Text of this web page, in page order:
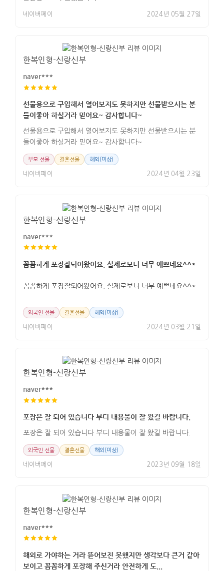
네이버페이 2024년 05월 27일
한복인형-신랑신부
naver***
선물용으로 구입해서 열어보지도 못하지만 선물받으시는 분
들이좋아 하실거라 믿어요~ 감사합니다~
선물용으로 구입해서 열어보지도 못하지만 선물받으시는 분
들이좋아 하실거라 믿어요~ 감사합니다~
부모 선물 결혼선물 해외(미상)
네이버페이 2024년 04월 23일
한복인형-신랑신부
naver***
꼼꼼하게 포장잘되어왔어요. 실제로보니 너무 예쁘네요^^*
꼼꼼하게 포장잘되어왔어요. 실제로보니 너무 예쁘네요^^*
외국인 선물 결혼선물 해외(미상)
네이버페이 2024년 03월 21일
한복인형-신랑신부
naver***
포장은 잘 되어 있습니다 부디 내용물이 잘 왔길 바랍니다.
포장은 잘 되어 있습니다 부디 내용물이 잘 왔길 바랍니다.
외국인 선물 결혼선물 해외(미상)
네이버페이 2023년 09월 18일
한복인형-신랑신부
naver***
해외로 가야하는 거라 뜯어보진 못했지만 생각보다 큰거 같아
보이고 꼼꼼하게 포장해 주신거라 안전하게 도...